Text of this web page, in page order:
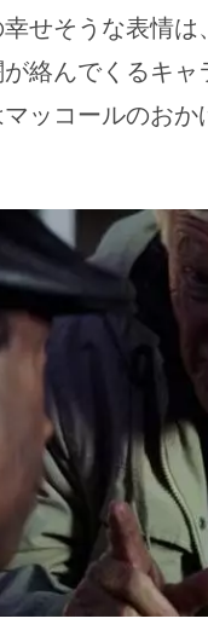
せそうな表情
絡んでくるキャ
ッコールのおか